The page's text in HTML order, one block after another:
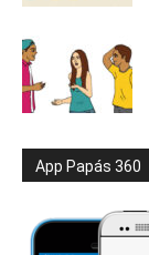
App Papás 360